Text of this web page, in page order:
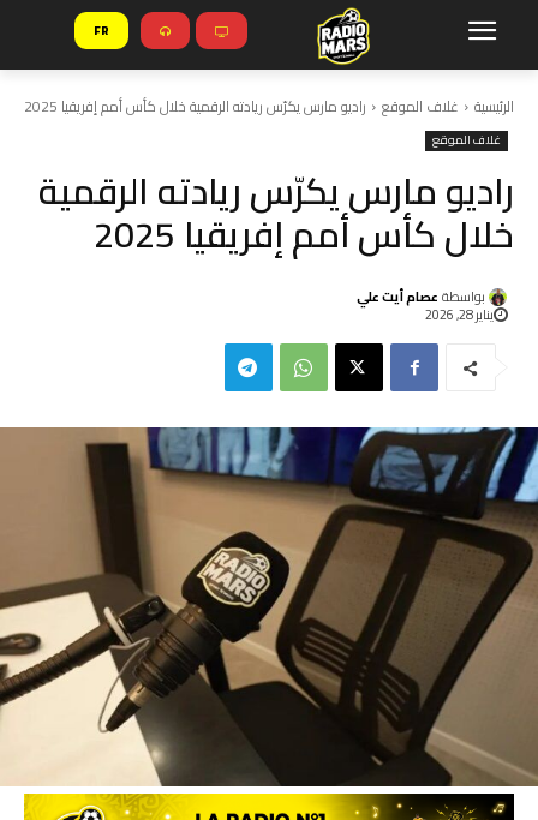
FR
الرئيسية غلاف الموقع راديو مارس يكرّس ريادته الرقمية خلال كأس أمم إفريقيا 2025
غلاف الموقع
راديو مارس يكرّس ريادته الرقمية
خلال كأس أمم إفريقيا 2025
بواسطة عصام أيت علي
يناير 28, 2026